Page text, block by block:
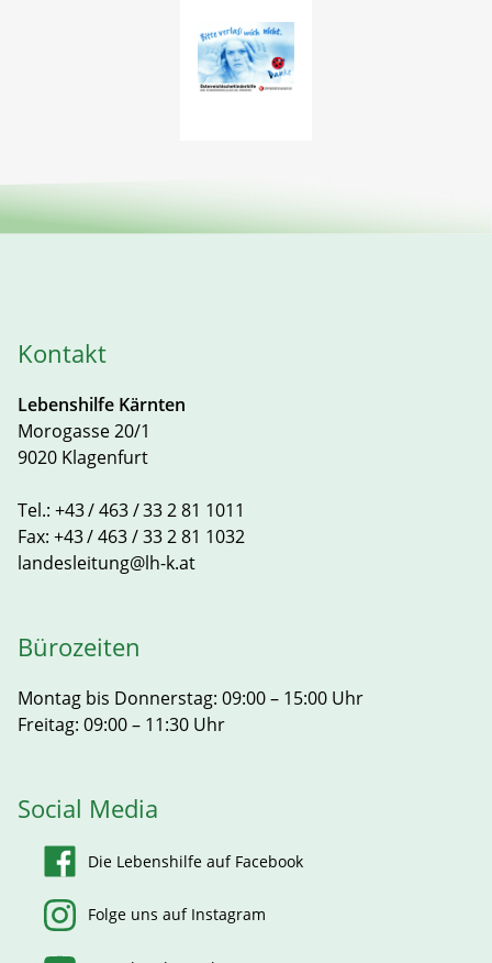
Kontakt
Lebenshilfe Kärnten
Morogasse 20/1
9020 Klagenfurt
Tel.: +43 / 463 / 33 2 81 1011
Fax: +43 / 463 / 33 2 81 1032
landesleitung@lh-k.at
Bürozeiten
Montag bis Donnerstag: 09:00 – 15:00 Uhr
Freitag: 09:00 – 11:30 Uhr
Social Media
Die Lebenshilfe auf Facebook
Folge uns auf Instagram